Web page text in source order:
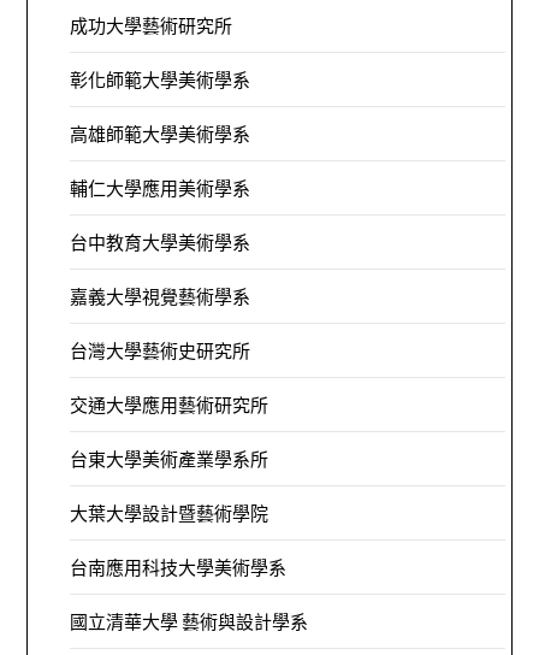
成功大學藝術研究所
彰化師範大學美術學系
高雄師範大學美術學系
輔仁大學應用美術學系
台中教育大學美術學系
嘉義大學視覺藝術學系
台灣大學藝術史研究所
交通大學應用藝術研究所
台東大學美術產業學系所
大葉大學設計暨藝術學院
台南應用科技大學美術學系
國立清華大學 藝術與設計學系